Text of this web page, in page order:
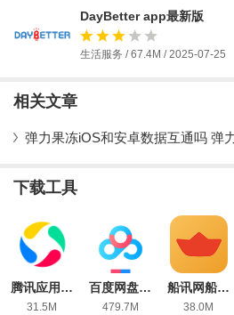
DayBetter app最新版
生活服务 / 67.4M / 2025-07-25
相关文章
弹力果冻iOS和安卓数据互通吗 弹
下载工具
腾讯应用宝app官方正版
31.5M
百度网盘IOS版
479.7M
船讯网船舶动态查询app最新版
38.0M